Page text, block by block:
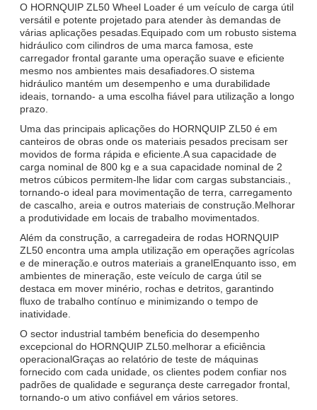
O HORNQUIP ZL50 Wheel Loader é um veículo de carga útil
versátil e potente projetado para atender às demandas de
várias aplicações pesadas.Equipado com um robusto sistema
hidráulico com cilindros de uma marca famosa, este
carregador frontal garante uma operação suave e eficiente
mesmo nos ambientes mais desafiadores.O sistema
hidráulico mantém um desempenho e uma durabilidade
ideais, tornando- a uma escolha fiável para utilização a longo
prazo.
Uma das principais aplicações do HORNQUIP ZL50 é em
canteiros de obras onde os materiais pesados precisam ser
movidos de forma rápida e eficiente.A sua capacidade de
carga nominal de 800 kg e a sua capacidade nominal de 2
metros cúbicos permitem-lhe lidar com cargas substanciais.,
tornando-o ideal para movimentação de terra, carregamento
de cascalho, areia e outros materiais de construção.Melhorar
a produtividade em locais de trabalho movimentados.
Além da construção, a carregadeira de rodas HORNQUIP
ZL50 encontra uma ampla utilização em operações agrícolas
e de mineração.e outros materiais a granelEnquanto isso, em
ambientes de mineração, este veículo de carga útil se
destaca em mover minério, rochas e detritos, garantindo
fluxo de trabalho contínuo e minimizando o tempo de
inatividade.
O sector industrial também beneficia do desempenho
excepcional do HORNQUIP ZL50.melhorar a eficiência
operacionalGraças ao relatório de teste de máquinas
fornecido com cada unidade, os clientes podem confiar nos
padrões de qualidade e segurança deste carregador frontal,
tornando-o um ativo confiável em vários setores.